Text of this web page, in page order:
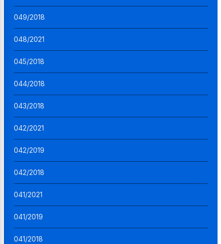
049/2018
048/2021
045/2018
044/2018
043/2018
042/2021
042/2019
042/2018
041/2021
041/2019
041/2018